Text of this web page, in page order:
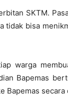
SKTM.
tidak bisa
warga
Bapemas
Bapemas secara